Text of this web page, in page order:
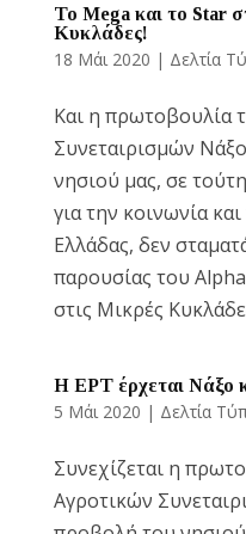
Το Mega και το Star
Κυκλάδες!
18 Μάι 2020 | Δελτία
Και η πρωτοβουλία
Συνεταιρισμών
νησιού μας, σε
για την κοινωνία
Ελλάδας, δεν
παρουσίας του
στις Μικρές
Η ΕΡΤ έρχεται Νάξο
5 Μάι 2020 | Δελτία
Συνεχίζεται η
Αγροτικών